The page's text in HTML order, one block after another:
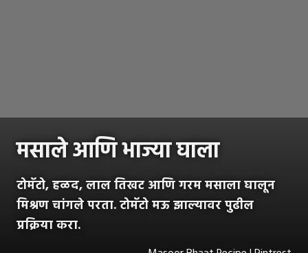
मसाले आणि भाज्या घाला
टोमॅटो, हळद, लाल तिखट आणि गरम मसाला घालून
मिश्रण चांगले परता. टोमॅटो मऊ झाल्यावर पुढील
प्रक्रिया करा.